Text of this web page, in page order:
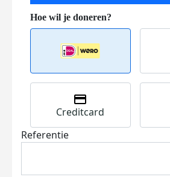
Creditcard
Referentie